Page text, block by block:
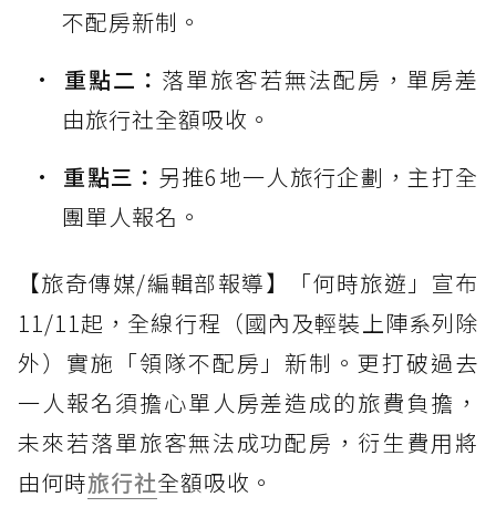
不配房新制。
重點二： 落單旅客若無法配房，單房差
由旅行社全額吸收。
重點三： 另推6地一人旅行企劃，主打全
團單人報名。
【旅奇傳媒/編輯部報導】「何時旅遊」宣布
11/11起，全線行程（國內及輕裝上陣系列除
外）實施「領隊不配房」新制。更打破過去
一人報名須擔心單人房差造成的旅費負擔，
未來若落單旅客無法成功配房，衍生費用將
由何時旅行社全額吸收。